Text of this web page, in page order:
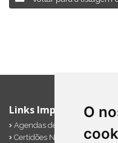
O
Links Importantes
Agendas de Obrigações
Certidões Negativas